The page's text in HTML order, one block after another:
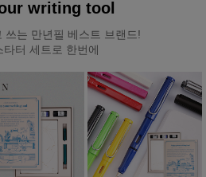
writing tool
쓰는 만년필 베스트 브랜드!
타터 세트로 한번에